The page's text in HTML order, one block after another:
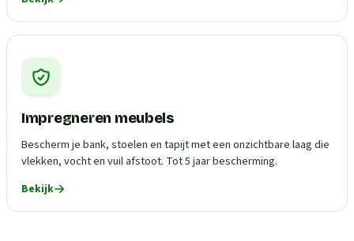
Impregneren meubels
Bescherm je bank, stoelen en tapijt met een onzichtbare laag die
vlekken, vocht en vuil afstoot. Tot 5 jaar bescherming.
Bekijk